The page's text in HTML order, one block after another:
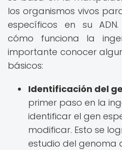
los organismos vivos
específicos en su
cómo funciona la
importante conocer
básicos:
Identificación del
primer paso en la
identificar el gen
modificar. Esto se
estudio del genoma